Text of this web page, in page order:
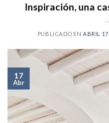
Inspiración, una
PUBLICADO EN ABRIL
17
Abr